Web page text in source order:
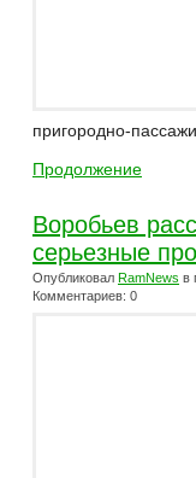
пригородно-
Продолжение
Воробьев
серьезные
Опубликовал RamNews в
Комментариев: 0